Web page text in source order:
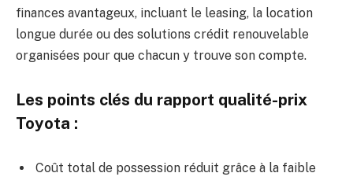
finances avantageux, incluant le leasing, la location
longue durée ou des solutions crédit renouvelable
organisées pour que chacun y trouve son compte.
Les points clés du rapport qualité-prix
Toyota :
Coût total de possession réduit grâce à la faible